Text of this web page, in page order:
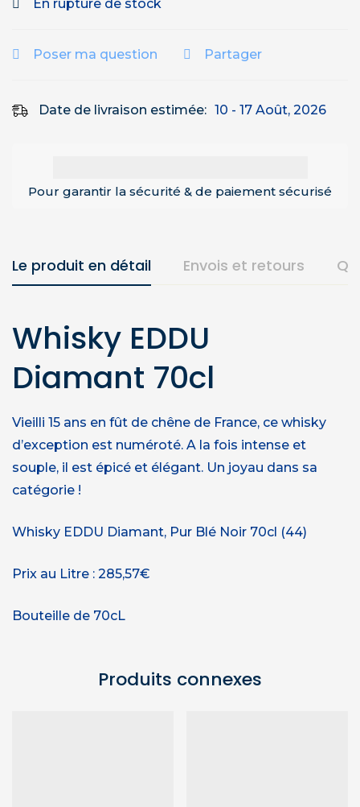
En rupture de stock
Poser ma question Partager
Date de livraison estimée: 10 - 17 Août, 2026
Pour garantir la sécurité & de paiement sécurisé
Le produit en détail Envois et retours
Whisky EDDU
Diamant 70cl
Vieilli 15 ans en fût de chêne de France, ce whisky
d’exception est numéroté. A la fois intense et
souple, il est épicé et élégant. Un joyau dans sa
catégorie !
Whisky EDDU Diamant, Pur Blé Noir 70cl (44)
Prix au Litre : 285,57€
Bouteille de 70cL
Produits connexes